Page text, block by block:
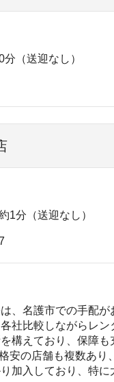
（送迎なし）
1分（送迎なし）
、名護市での手配
社比較しながらレ
構えており、保障
安の店舗も複数あ
加入しており、特